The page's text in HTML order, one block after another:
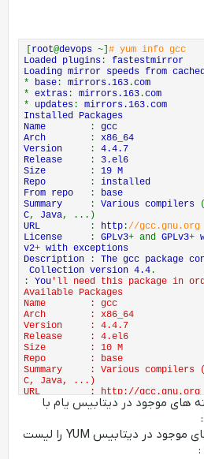
mingw32-gcc-objc.x86_64:MinGW
compiler support for Objective C
mingw32 -gcc- objc ++.x86_64:
compiler supportfor Objective C
Nameandsummary matches only
rything.
[ root@devops ~]#
root@devops ~] # yum info gcc
Loaded plugins : fastestmirror
Loading mirror speeds from
* base : mirrors.163 .com
* extras : mirrors.163 .com
* updates : mirrors.163 .com
Installed Packages
Name
: gcc
Arch
: x86_64
Version
: 4.4.7
Release
: 3.el6
Size
: 19 M
Repo
: installed
From repo
: base
Summary
: Various compilers (
C, Java, ...)
URL
: http ://gcc.gnu.org
License
: GPLv3+ and GPLv3+
v2+ with exceptions
Description
: The gcc package
Collection version 4.4 .
: You 'll need this package in
Available Packages
Name : gcc
Arch : x86_64
Version : 4.4.7
Release : 4.el6
Size : 10 M
Repo : base
Summary : Various compilers
C, Java, ...)
URL : http://gcc.gnu.org
License : GPLv3+ and GPLv3+
Description : The gcc package
Collection version 4.4.
ll need this package in
های موجود در دیتابیس یام با
اگر میخواهید تمام پکیج های موجود در دیتابیس YUM را لیست
: